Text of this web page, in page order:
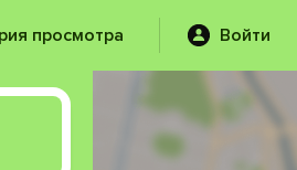
просмотра Войти